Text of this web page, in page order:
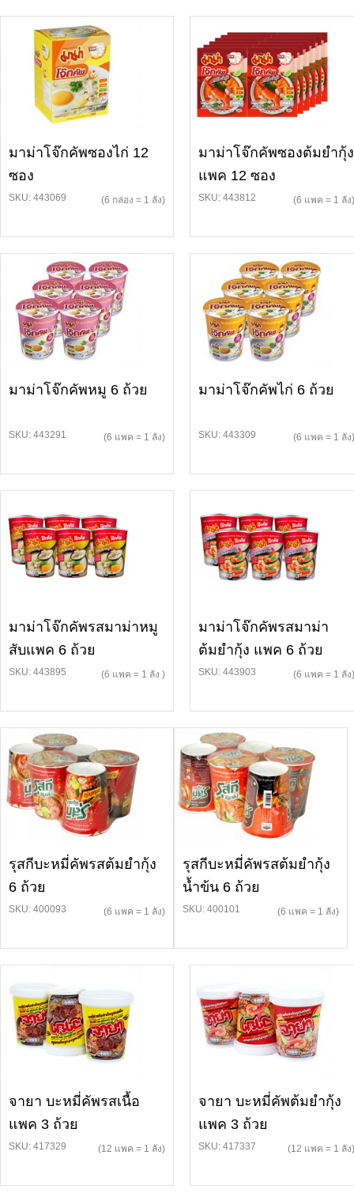
มาม่าโจ๊กคัพซองไก่ 12
ซอง
SKU: 443069 (6 กล่อง = 1 ลัง)
มาม่าโจ๊กคัพซองต้มยำกุ้ง
แพค 12 ซอง
SKU: 443812 (6 แพค = 1 ลัง)
มาม่าโจ๊กคัพหมู 6 ถ้วย
SKU: 443291 (6 แพค = 1 ลัง)
มาม่าโจ๊กคัพไก่ 6 ถ้วย
SKU: 443309 (6 แพค = 1 ลัง)
มาม่าโจ๊กคัพรสมาม่าหมู
สับแพค 6 ถ้วย
SKU: 443895 (6 แพค = 1 ลัง )
มาม่าโจ๊กคัพรสมาม่า
ต้มยำกุ้ง แพค 6 ถ้วย
SKU: 443903 (6 แพค = 1 ลัง)
รุสกีบะหมี่คัพรสต้มยำกุ้ง
6 ถ้วย
SKU: 400093 (6 แพค = 1 ลัง)
รุสกีบะหมี่คัพรสต้มยำกุ้ง
น้ำข้น 6 ถ้วย
SKU: 400101 (6 แพค = 1 ลัง)
จายา บะหมี่คัพรสเนื้อ
แพค 3 ถ้วย
SKU: 417329 (12 แพค = 1 ลัง)
จายา บะหมี่คัพต้มยำกุ้ง
แพค 3 ถ้วย
SKU: 417337 (12 แพค = 1 ลัง)